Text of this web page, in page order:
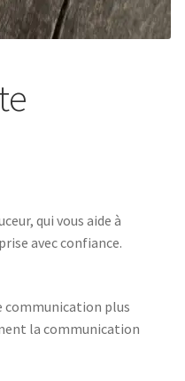
qui vous aide à
avec confiance.
communication plus
la communication